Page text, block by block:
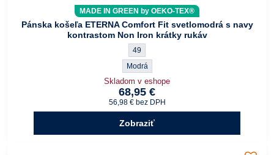
MADE IN GREEN by OEKO-TEX®
Pánska košeľa ETERNA Comfort Fit svetlomodrá s navy
kontrastom Non Iron krátky rukáv
Pánska košeľa ETERNA Comfort Fit
49
Pánska košeľa ETERNA Comfort Fit
Modrá
Skladom v eshope
68,95 €
56,98 € bez DPH
Zobraziť